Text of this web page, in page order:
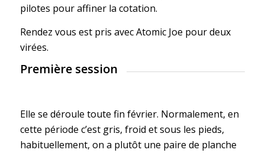
pilotes pour affiner la cotation.
Rendez vous est pris avec Atomic Joe pour deux
virées.
Première session
Elle se déroule toute fin février. Normalement, en
cette période c’est gris, froid et sous les pieds,
habituellement, on a plutôt une paire de planche